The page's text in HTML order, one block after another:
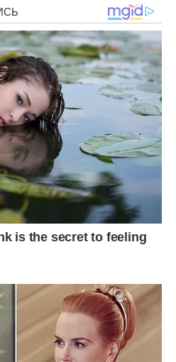
відповідь:
помилки. Це школа.